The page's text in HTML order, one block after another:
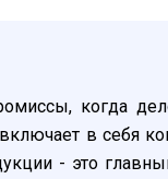
когда дело
в себя
- это